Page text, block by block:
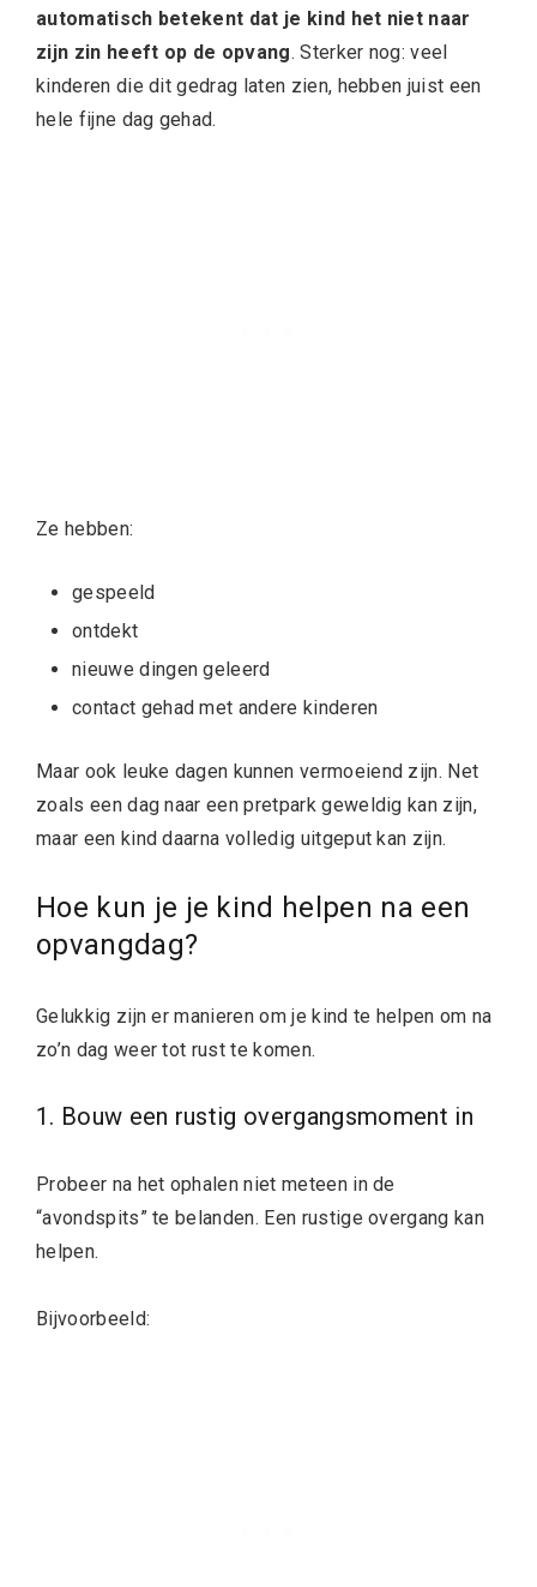
automatisch betekent dat je kind het niet naar
zijn zin heeft op de opvang. Sterker nog: veel
kinderen die dit gedrag laten zien, hebben juist een
hele fijne dag gehad.
Ze hebben:
gespeeld
ontdekt
nieuwe dingen geleerd
contact gehad met andere kinderen
Maar ook leuke dagen kunnen vermoeiend zijn. Net
zoals een dag naar een pretpark geweldig kan zijn,
maar een kind daarna volledig uitgeput kan zijn.
Hoe kun je je kind helpen na een
opvangdag?
Gelukkig zijn er manieren om je kind te helpen om na
zo’n dag weer tot rust te komen.
1. Bouw een rustig overgangsmoment in
Probeer na het ophalen niet meteen in de
“avondspits” te belanden. Een rustige overgang kan
helpen.
Bijvoorbeeld: